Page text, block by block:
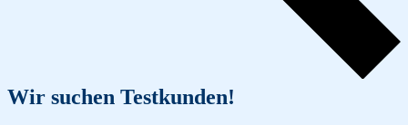
Wir suchen Testkunden!